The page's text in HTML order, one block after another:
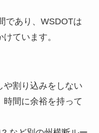
であり、WSDOTは
ています。
や割り込みをしない
時間に余裕を持って